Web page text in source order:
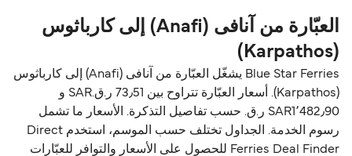
العبّارة من آنافی (Anafi) إلى كارباثوس
(Karpathos)
Blue Star Ferries يشغّل العبّارة من آنافی (Anafi) إلى كارباثوس
(Karpathos). أسعار العبّارة تتراوح بين 73٫51 ر.ق.‏SAR و
SAR1٬482٫90 ر.ق.‏ حسب تفاصيل التذكرة. الأسعار ما تشمل
رسوم الخدمة. الجداول تختلف حسب الموسم، استخدم Direct
Ferries Deal Finder للحصول على الأسعار والتوافر للعبّارات